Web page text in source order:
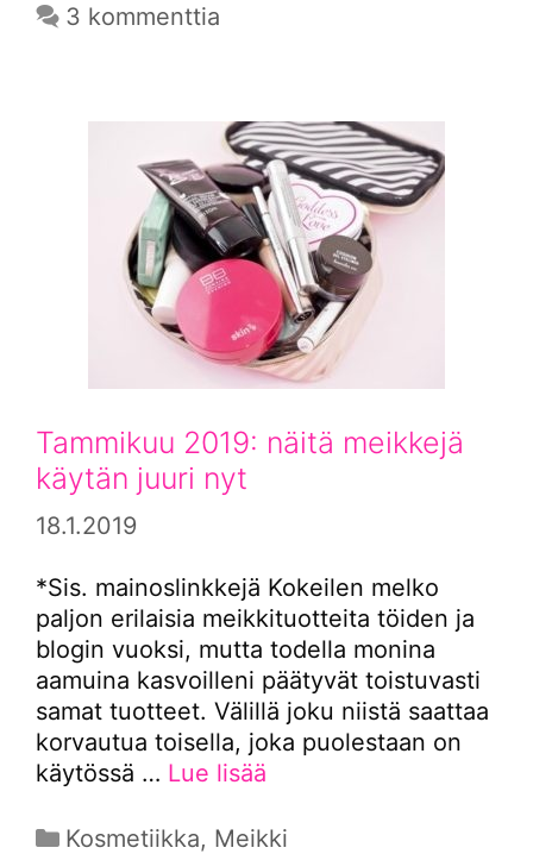
3 kommenttia
Tammikuu 2019: näitä meikkejä
käytän juuri nyt
18.1.2019
*Sis. mainoslinkkejä Kokeilen melko
paljon erilaisia meikkituotteita töiden ja
blogin vuoksi, mutta todella monina
aamuina kasvoilleni päätyvät toistuvasti
samat tuotteet. Välillä joku niistä saattaa
korvautua toisella, joka puolestaan on
käytössä … Lue lisää
Kategoriat
Kosmetiikka, Meikki